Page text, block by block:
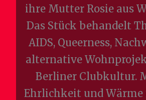
ihre Mutter Rosie aus
Das Stück behandelt
AIDS, Queerness,
alternative
Berliner Clubkultur.
Ehrlichkeit und Wärme